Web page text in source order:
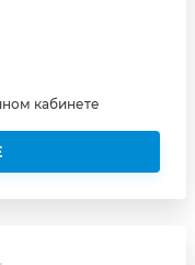
кабинете